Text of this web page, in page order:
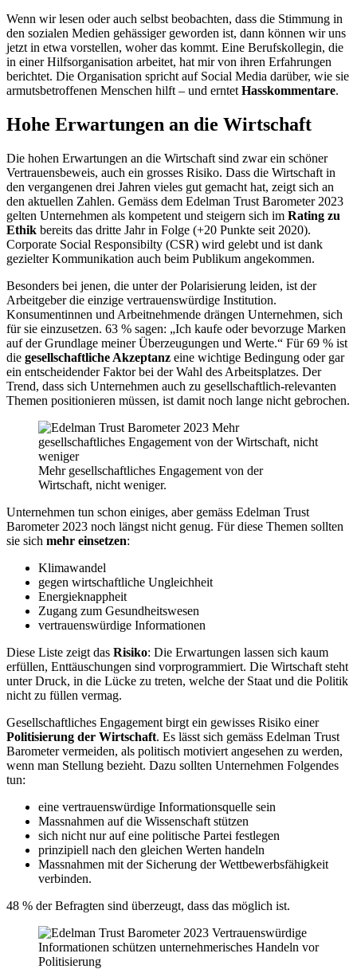
Wenn wir lesen oder auch selbst beobachten, dass die Stimmung in
den sozialen Medien gehässiger geworden ist, dann können wir uns
jetzt in etwa vorstellen, woher das kommt. Eine Berufskollegin, die
in einer Hilfsorganisation arbeitet, hat mir von ihren Erfahrungen
berichtet. Die Organisation spricht auf Social Media darüber, wie sie
armutsbetroffenen Menschen hilft – und erntet Hasskommentare.
Hohe Erwartungen an die Wirtschaft
Die hohen Erwartungen an die Wirtschaft sind zwar ein schöner
Vertrauensbeweis, auch ein grosses Risiko. Dass die Wirtschaft in
den vergangenen drei Jahren vieles gut gemacht hat, zeigt sich an
den aktuellen Zahlen. Gemäss dem Edelman Trust Barometer 2023
gelten Unternehmen als kompetent und steigern sich im Rating zu
Ethik bereits das dritte Jahr in Folge (+20 Punkte seit 2020).
Corporate Social Responsibilty (CSR) wird gelebt und ist dank
gezielter Kommunikation auch beim Publikum angekommen.
Besonders bei jenen, die unter der Polarisierung leiden, ist der
Arbeitgeber die einzige vertrauenswürdige Institution.
Konsumentinnen und Arbeitnehmende drängen Unternehmen, sich
für sie einzusetzen. 63 % sagen: „Ich kaufe oder bevorzuge Marken
auf der Grundlage meiner Überzeugungen und Werte.“ Für 69 % ist
die gesellschaftliche Akzeptanz eine wichtige Bedingung oder gar
ein entscheidender Faktor bei der Wahl des Arbeitsplatzes. Der
Trend, dass sich Unternehmen auch zu gesellschaftlich-relevanten
Themen positionieren müssen, ist damit noch lange nicht gebrochen.
Mehr gesellschaftliches Engagement von der
Wirtschaft, nicht weniger.
Unternehmen tun schon einiges, aber gemäss Edelman Trust
Barometer 2023 noch längst nicht genug. Für diese Themen sollten
sie sich mehr einsetzen:
Klimawandel
gegen wirtschaftliche Ungleichheit
Energieknappheit
Zugang zum Gesundheitswesen
vertrauenswürdige Informationen
Diese Liste zeigt das Risiko: Die Erwartungen lassen sich kaum
erfüllen, Enttäuschungen sind vorprogrammiert. Die Wirtschaft steht
unter Druck, in die Lücke zu treten, welche der Staat und die Politik
nicht zu füllen vermag.
Gesellschaftliches Engagement birgt ein gewisses Risiko einer
Politisierung der Wirtschaft. Es lässt sich gemäss Edelman Trust
Barometer vermeiden, als politisch motiviert angesehen zu werden,
wenn man Stellung bezieht. Dazu sollten Unternehmen Folgendes
tun:
eine vertrauenswürdige Informationsquelle sein
Massnahmen auf die Wissenschaft stützen
sich nicht nur auf eine politische Partei festlegen
prinzipiell nach den gleichen Werten handeln
Massnahmen mit der Sicherung der Wettbewerbsfähigkeit
verbinden.
48 % der Befragten sind überzeugt, dass das möglich ist.